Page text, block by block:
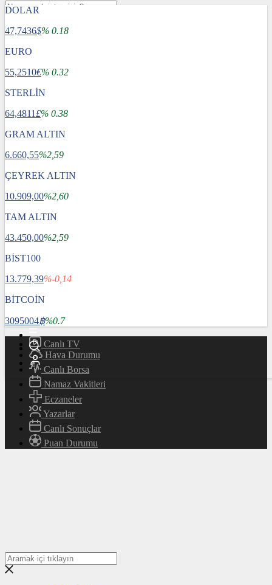
DOLAR
47,7436$% 0.18
EURO
55,2510€% 0.32
STERLİN
64,4811£% 0.38
GRAM ALTIN
6.660,55%2,59
ÇEYREK ALTIN
10.909,00%2,60
TAM ALTIN
43.450,00%2,59
BİST100
13.779,39%-0,14
BİTCOİN
3095004฿%0.7
Dünya
Spor
Magazin
Teknoloji
Bafra Rehberi
Canlı TV
Hava Durumu
Canlı Borsa
Namaz Vakitleri
Eczaneler
Yazarlar
Canlı Sonuçlar
Puan Durumu